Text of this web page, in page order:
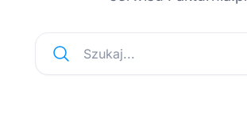
Szukaj...